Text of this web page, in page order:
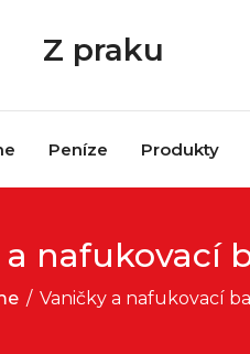
Z praku
Peníze Produkty
a nafukovací
/ Vaničky a nafukovací